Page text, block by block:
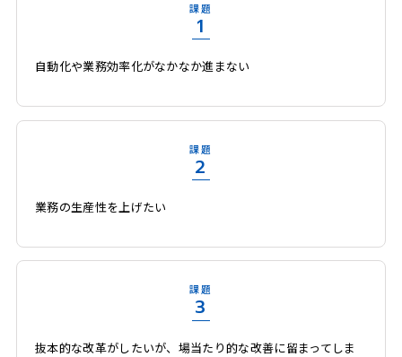
課題
1
自動化や業務効率化がなかなか進まない
課題
2
業務の生産性を上げたい
課題
3
抜本的な改革がしたいが、場当たり的な改善に留まってしま